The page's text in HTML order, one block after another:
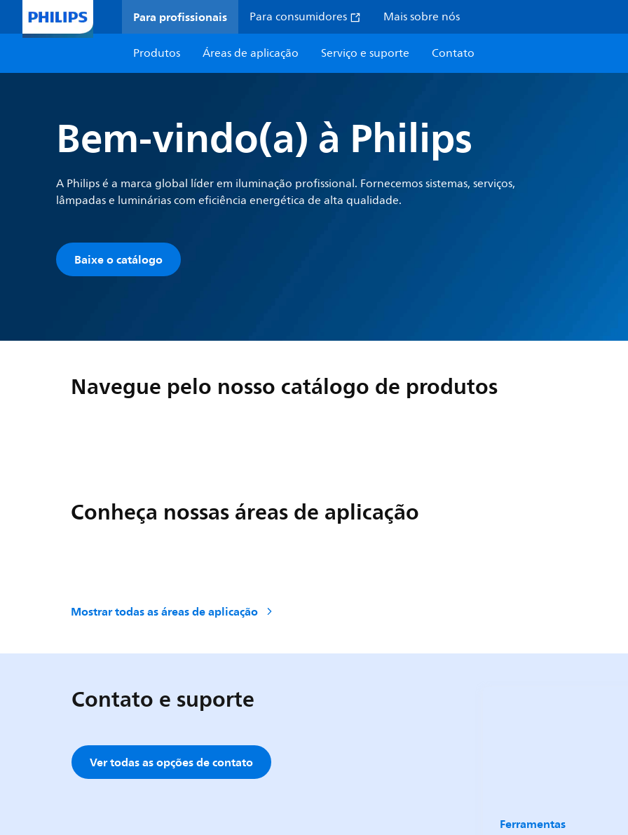
Para profissionais Para consumidores
Mais sobre nós
Produtos
Áreas de aplicação Serviço e suporte Contato
Bem-vindo(a) à Philips
A Philips é a marca global líder em iluminação profissional. Fornecemos sistemas, serviços,
lâmpadas e luminárias com eficiência energética de alta qualidade.
Baixe o catálogo
Navegue pelo nosso catálogo de produtos
Conheça nossas áreas de aplicação
Mostrar todas as áreas de aplicação
Contato e suporte
Ver todas as opções de contato
Ferramentas